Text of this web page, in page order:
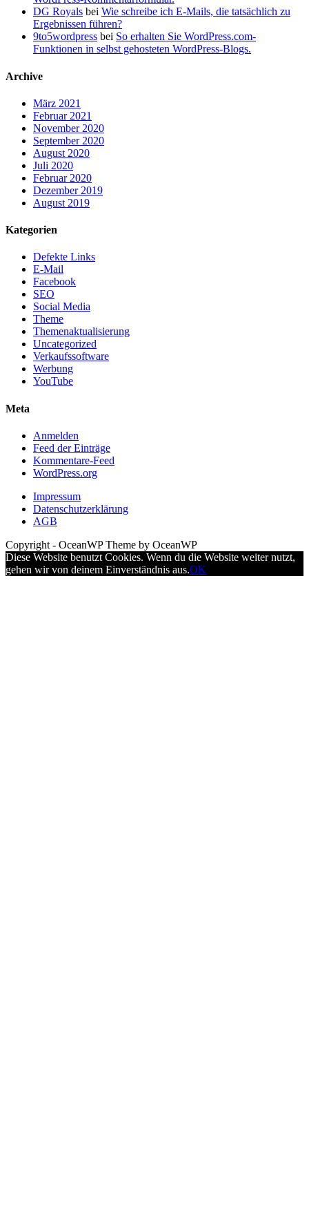
DG Royals bei Wie schreibe ich E-Mails, die tatsächlich zu
Ergebnissen führen?
9to5wordpress bei So erhalten Sie WordPress.com-
Funktionen in selbst gehosteten WordPress-Blogs.
Archive
März 2021
Februar 2021
November 2020
September 2020
August 2020
Juli 2020
Februar 2020
Dezember 2019
August 2019
Kategorien
Defekte Links
E-Mail
Facebook
SEO
Social Media
Theme
Themenaktualisierung
Uncategorized
Verkaufssoftware
Werbung
YouTube
Meta
Anmelden
Feed der Einträge
Kommentare-Feed
WordPress.org
Impressum
Datenschutzerklärung
AGB
Copyright - OceanWP Theme by OceanWP
Diese Website benutzt Cookies. Wenn du die Website weiter nutzt,
gehen wir von deinem Einverständnis aus.OK